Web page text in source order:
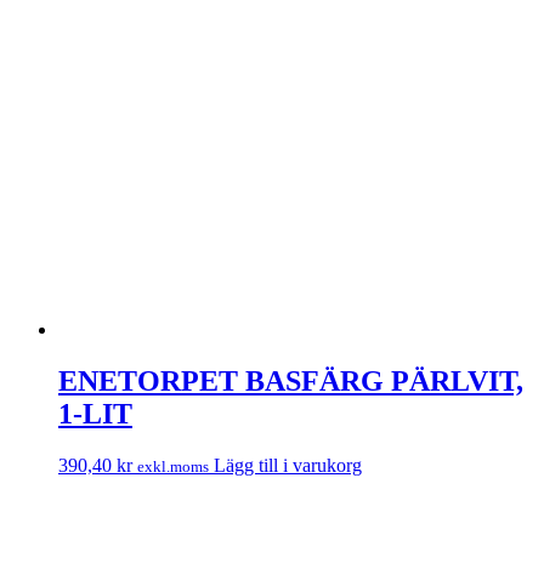
ENETORPET BASFÄRG PÄRLVIT,
1-LIT
390,40 kr exkl.moms Lägg till i varukorg